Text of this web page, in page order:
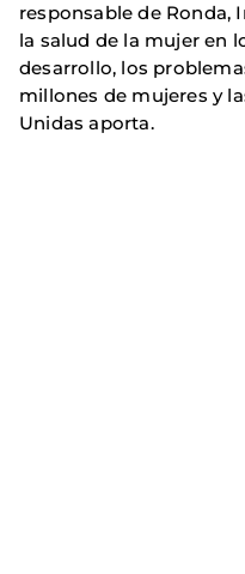
responsable de Ronda,
la salud de la mujer en
desarrollo, los
millones de mujeres y
Unidas aporta.